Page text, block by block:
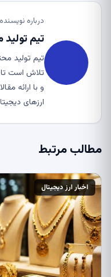
درباره نویسنده
تیم تولید
تیم تولید
تلاش است تا
و با ارائه
ارزهای
مطالب مرتبط
اخبار ارز دیجیتال